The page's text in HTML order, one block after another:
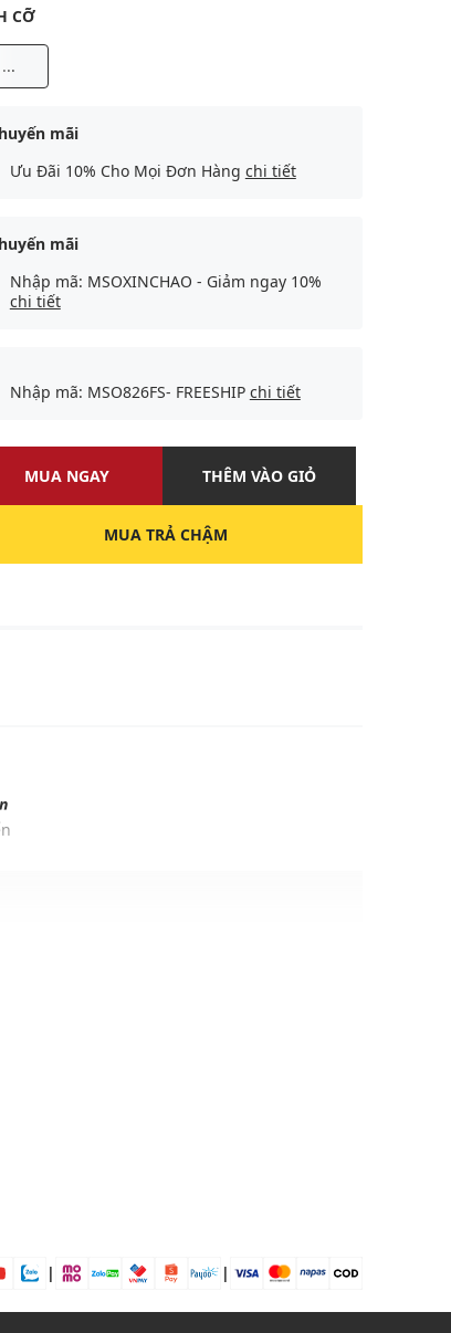
CỠ
...
mãi
Ưu Đãi 10% Cho Mọi Đơn Hàng chi tiết
mãi
Nhập mã: MSOXINCHAO - Giảm ngay 10%
chi tiết
Nhập mã: MSO826FS- FREESHIP chi tiết
MUA NGAY THÊM VÀO GIỎ
MUA TRẢ CHẬM
| |